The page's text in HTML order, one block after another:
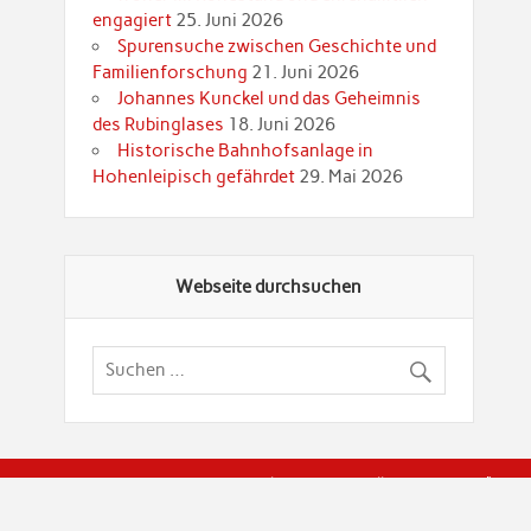
engagiert 25. Juni 2026
Spurensuche zwischen Geschichte und
Familienforschung 21. Juni 2026
Johannes Kunckel und das Geheimnis
des Rubinglases 18. Juni 2026
Historische Bahnhofsanlage in
Hohenleipisch gefährdet 29. Mai 2026
Webseite durchsuchen
© Brandenburgische Genealogische Gesellschaft (BGG)